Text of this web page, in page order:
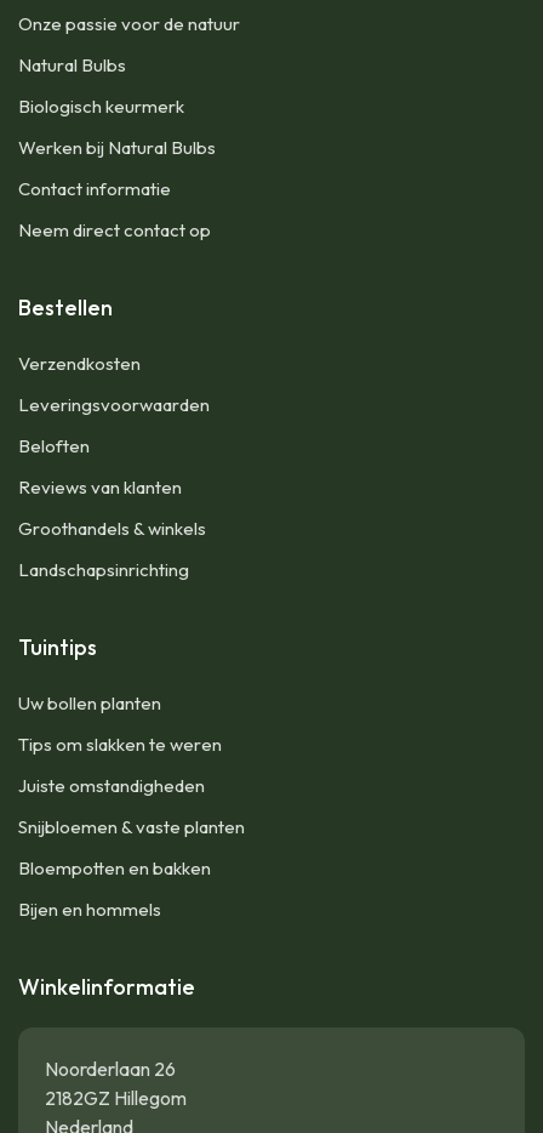
Onze passie voor de natuur
Natural Bulbs
Biologisch keurmerk
Werken bij Natural Bulbs
Contact informatie
Neem direct contact op
Bestellen
Verzendkosten
Leveringsvoorwaarden
Beloften
Reviews van klanten
Groothandels & winkels
Landschapsinrichting
Tuintips
Uw bollen planten
Tips om slakken te weren
Juiste omstandigheden
Snijbloemen & vaste planten
Bloempotten en bakken
Bijen en hommels
Winkelinformatie
Noorderlaan 26
2182GZ Hillegom
Nederland